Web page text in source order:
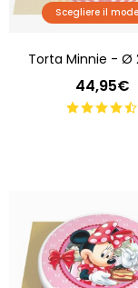
Scegliere il
Torta Minnie - Ø
44,95€